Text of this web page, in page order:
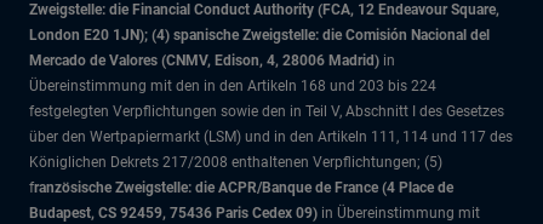
Zweigstelle: die Financial Conduct Authority (FCA, 12 Endeavour Square,
London E20 1JN); (4) spanische Zweigstelle: die Comisión Nacional del
Mercado de Valores (CNMV, Edison, 4, 28006 Madrid) in
Übereinstimmung mit den in den Artikeln 168 und 203 bis 224
festgelegten Verpflichtungen sowie den in Teil V, Abschnitt I des Gesetzes
über den Wertpapiermarkt (LSM) und in den Artikeln 111, 114 und 117 des
Königlichen Dekrets 217/2008 enthaltenen Verpflichtungen; (5)
französische Zweigstelle: die ACPR/Banque de France (4 Place de
Budapest, CS 92459, 75436 Paris Cedex 09) in Übereinstimmung mit